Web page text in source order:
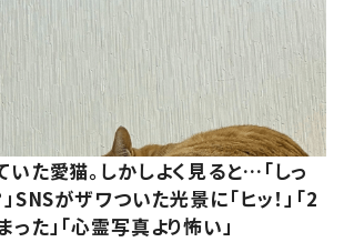
いた愛猫。しかしよく見ると…「しっ
SNSがザワついた光景に「ヒッ！」「2
た」「心霊写真より怖い」